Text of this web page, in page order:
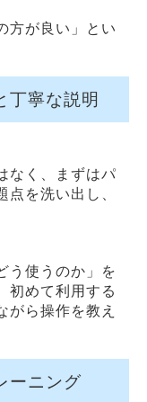
方が良い」とい
丁寧な説明
なく、まずはパ
点を洗い出し、
う使うのか」を
初めて利用する
がら操作を教え
ーニング